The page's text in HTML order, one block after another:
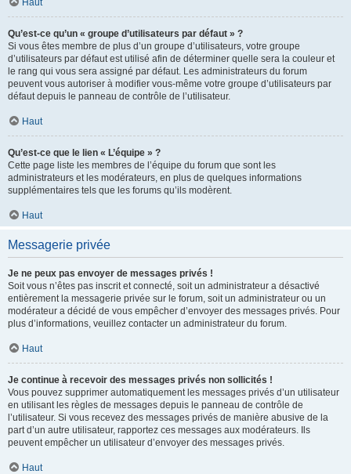
Haut
Qu’est-ce qu’un « groupe d’utilisateurs par défaut » ?
Si vous êtes membre de plus d’un groupe d’utilisateurs, votre groupe
d’utilisateurs par défaut est utilisé afin de déterminer quelle sera la couleur et
le rang qui vous sera assigné par défaut. Les administrateurs du forum
peuvent vous autoriser à modifier vous-même votre groupe d’utilisateurs par
défaut depuis le panneau de contrôle de l’utilisateur.
Haut
Qu’est-ce que le lien « L’équipe » ?
Cette page liste les membres de l’équipe du forum que sont les
administrateurs et les modérateurs, en plus de quelques informations
supplémentaires tels que les forums qu’ils modèrent.
Haut
Messagerie privée
Je ne peux pas envoyer de messages privés !
Soit vous n’êtes pas inscrit et connecté, soit un administrateur a désactivé
entièrement la messagerie privée sur le forum, soit un administrateur ou un
modérateur a décidé de vous empêcher d’envoyer des messages privés. Pour
plus d’informations, veuillez contacter un administrateur du forum.
Haut
Je continue à recevoir des messages privés non sollicités !
Vous pouvez supprimer automatiquement les messages privés d’un utilisateur
en utilisant les règles de messages depuis le panneau de contrôle de
l’utilisateur. Si vous recevez des messages privés de manière abusive de la
part d’un autre utilisateur, rapportez ces messages aux modérateurs. Ils
peuvent empêcher un utilisateur d’envoyer des messages privés.
Haut